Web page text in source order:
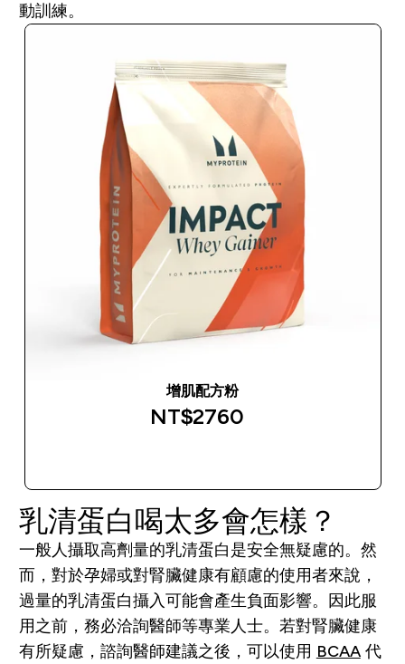
動訓練。
增肌配方粉
NT$2760‎
乳清蛋白喝太多會怎樣？
一般人攝取高劑量的乳清蛋白是安全無疑慮的。然
而，對於孕婦或對腎臟健康有顧慮的使用者來說，
過量的乳清蛋白攝入可能會產生負面影響。因此服
用之前，務必洽詢醫師等專業人士。若對腎臟健康
有所疑慮，諮詢醫師建議之後，可以使用 BCAA代